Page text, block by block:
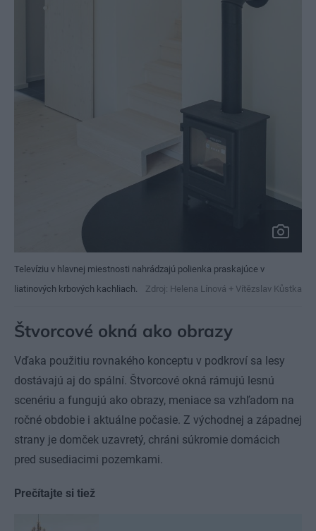
Televíziu v hlavnej miestnosti nahrádzajú polienka praskajúce v
liatinových krbových kachliach.
Zdroj: Helena Línová + Vítězslav Kůstka
Štvorcové okná ako obrazy
Vďaka použitiu rovnakého konceptu v podkroví sa lesy
dostávajú aj do spální. Štvorcové okná rámujú lesnú
scenériu a fungujú ako obrazy, meniace sa vzhľadom na
ročné obdobie i aktuálne počasie. Z východnej a západnej
strany je domček uzavretý, chráni súkromie domácich
pred susediacimi pozemkami.
Prečítajte si tiež